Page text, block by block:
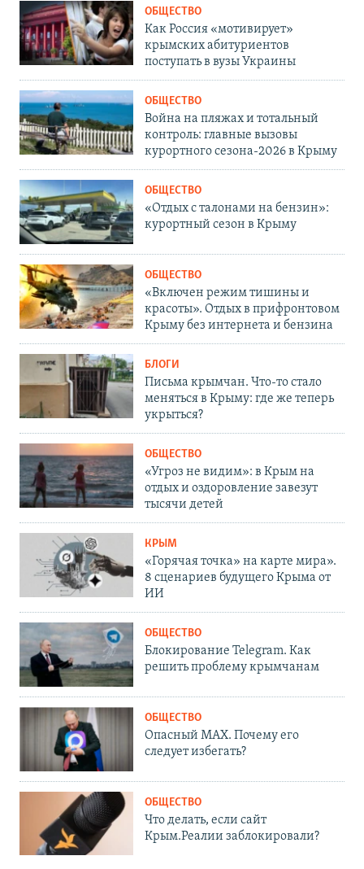
ОБЩЕСТВО
Как Россия «мотивирует»
крымских абитуриентов
поступать в вузы Украины
ОБЩЕСТВО
Война на пляжах и тотальный
контроль: главные вызовы
курортного сезона-2026 в Крыму
ОБЩЕСТВО
«Отдых с талонами на бензин»:
курортный сезон в Крыму
ОБЩЕСТВО
«Включен режим тишины и
красоты». Отдых в прифронтовом
Крыму без интернета и бензина
БЛОГИ
Письма крымчан. Что-то стало
меняться в Крыму: где же теперь
укрыться?
ОБЩЕСТВО
«Угроз не видим»: в Крым на
отдых и оздоровление завезут
тысячи детей
КРЫМ
«Горячая точка» на карте мира».
8 сценариев будущего Крыма от
ИИ
ОБЩЕСТВО
Блокирование Telegram. Как
решить проблему крымчанам
ОБЩЕСТВО
Опасный MAX. Почему его
следует избегать?
ОБЩЕСТВО
Что делать, если сайт
Крым.Реалии заблокировали?